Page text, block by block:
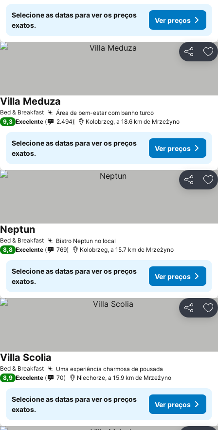
Selecione as datas para ver os preços
exatos.
Ver preços
Partilhar
Bed & Breakfast Área de bem-estar com banho turcoVer preços
Villa Meduza
9,3 Excelente 2.494 Kolobrzeg, a 18.6 km de Mrzeżyno
Selecione as datas para ver os preços
exatos.
Ver preços
Partilhar
Bed & Breakfast Bistro Neptun no local
NeptunVer preços
8,8 Excelente 769 Kolobrzeg, a 15.7 km de Mrzeżyno
Selecione as datas para ver os preços
exatos.
Ver preços
Partilhar
Bed & Breakfast Uma experiência charmosa de pousada
Villa Scolia
8,9 Excelente 70 Niechorze, a 15.9 km de Mrzeżyno
Selecione as datas para ver os preços
exatos.
Ver preços